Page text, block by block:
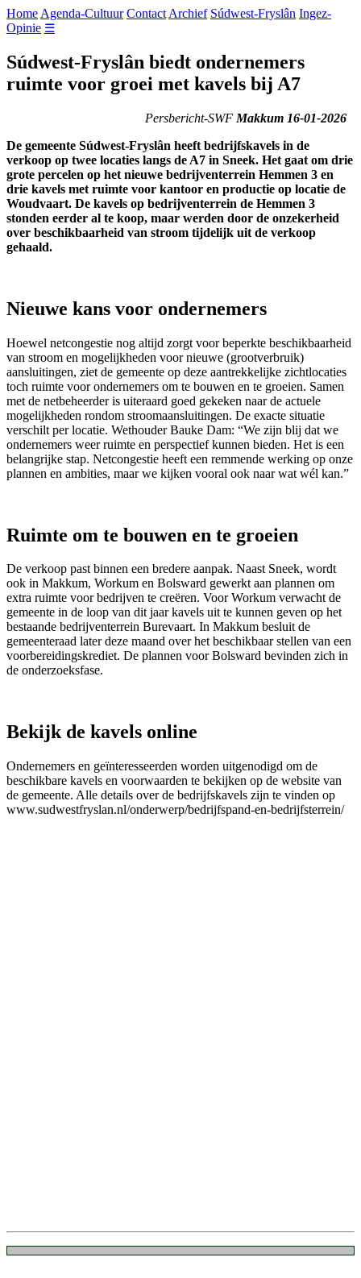
Home Agenda-Cultuur Contact Archief Súdwest-Fryslân Ingez-
Opinie ☰
Súdwest-Fryslân biedt ondernemers
ruimte voor groei met kavels bij A7
Persbericht-SWF Makkum 16-01-2026
De gemeente Súdwest-Fryslân heeft bedrijfskavels in de
verkoop op twee locaties langs de A7 in Sneek. Het gaat om drie
grote percelen op het nieuwe bedrijventerrein Hemmen 3 en
drie kavels met ruimte voor kantoor en productie op locatie de
Woudvaart. De kavels op bedrijventerrein de Hemmen 3
stonden eerder al te koop, maar werden door de onzekerheid
over beschikbaarheid van stroom tijdelijk uit de verkoop
gehaald.
Nieuwe kans voor ondernemers
Hoewel netcongestie nog altijd zorgt voor beperkte beschikbaarheid
van stroom en mogelijkheden voor nieuwe (grootverbruik)
aansluitingen, ziet de gemeente op deze aantrekkelijke zichtlocaties
toch ruimte voor ondernemers om te bouwen en te groeien. Samen
met de netbeheerder is uiteraard goed gekeken naar de actuele
mogelijkheden rondom stroomaansluitingen. De exacte situatie
verschilt per locatie. Wethouder Bauke Dam: “We zijn blij dat we
ondernemers weer ruimte en perspectief kunnen bieden. Het is een
belangrijke stap. Netcongestie heeft een remmende werking op onze
plannen en ambities, maar we kijken vooral ook naar wat wél kan.”
Ruimte om te bouwen en te groeien
De verkoop past binnen een bredere aanpak. Naast Sneek, wordt
ook in Makkum, Workum en Bolsward gewerkt aan plannen om
extra ruimte voor bedrijven te creëren. Voor Workum verwacht de
gemeente in de loop van dit jaar kavels uit te kunnen geven op het
bestaande bedrijventerrein Burevaart. In Makkum besluit de
gemeenteraad later deze maand over het beschikbaar stellen van een
voorbereidingskrediet. De plannen voor Bolsward bevinden zich in
de onderzoeksfase.
Bekijk de kavels online
Ondernemers en geïnteresseerden worden uitgenodigd om de
beschikbare kavels en voorwaarden te bekijken op de website van
de gemeente. Alle details over de bedrijfskavels zijn te vinden op
www.sudwestfryslan.nl/onderwerp/bedrijfspand-en-bedrijfsterrein/